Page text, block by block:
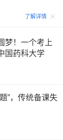
了解详情
梦！一个考上
国药科大学
”，传统备课失